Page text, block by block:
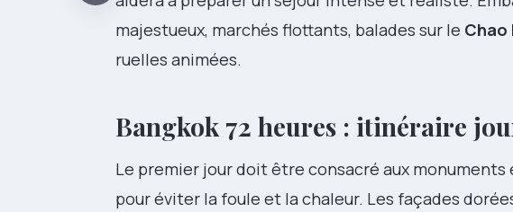
majestueux, marchés flottants, balades sur le Chao
ruelles animées.
Bangkok 72 heures : itinéraire
Le premier jour doit être consacré aux
pour éviter la foule et la chaleur. Les façades